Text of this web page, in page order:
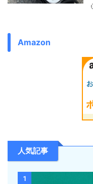
Amazon
人気記事
1